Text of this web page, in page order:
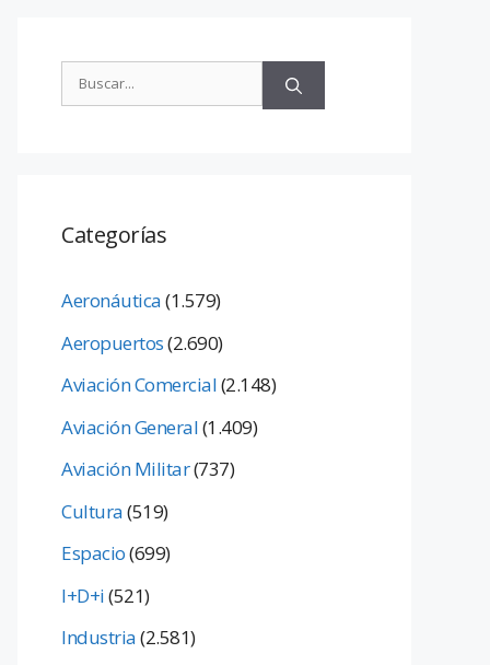
Categorías
Aeronáutica(1.579)
Aeropuertos(2.690)
Aviación Comercial(2.148)
Aviación General(1.409)
Aviación Militar(737)
Cultura(519)
Espacio(699)
I+D+i(521)
Industria(2.581)